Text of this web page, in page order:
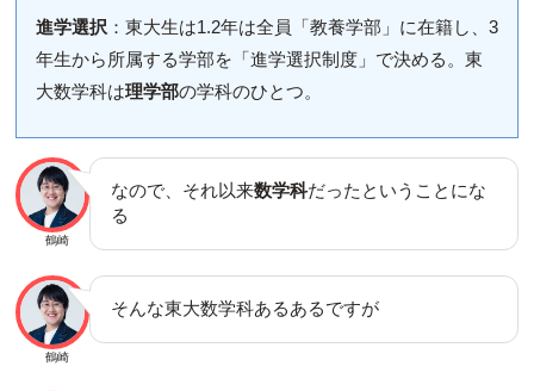
進学選択 ：東大生は1.2年は全員「教養学部」に在籍し、3
年生から所属する学部を「進学選択制度」で決める。東
大数学科は理学部の学科のひとつ。
鶴崎
なので、それ以来数学科だったということにな
る
鶴崎
そんな東大数学科あるあるですが